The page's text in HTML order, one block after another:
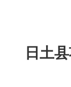
日土县